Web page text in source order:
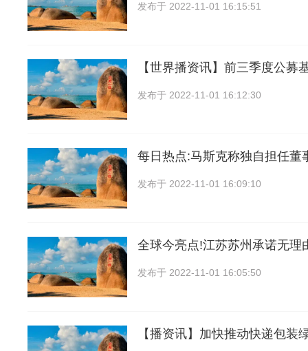
发布于 2022-11-01 16:15:51
【世界播资讯】前三季度公募
发布于 2022-11-01 16:12:30
每日热点:马斯克称独自担任董
发布于 2022-11-01 16:09:10
全球今亮点!江苏苏州承诺无理
发布于 2022-11-01 16:05:50
【播资讯】加快推动快递包装